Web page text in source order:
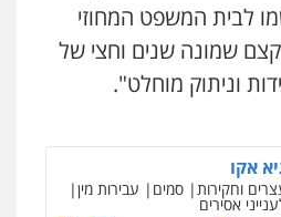
לבית המשפט המחוזי
שמונה שנים וחצי של
וניתוק מוחלט".
בנישתי
וחקירות צווארון לבן פשיעה
אקו
וחקירות סמים עבירות מין
אסירים